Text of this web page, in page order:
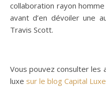
collaboration rayon
avant d’en dévoiler une
Travis Scott.
Vous pouvez consulter les
luxe sur le blog Capital